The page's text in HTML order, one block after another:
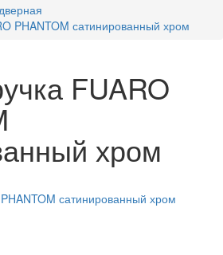
PHANTOM сатинированный хром
FUARO
хром